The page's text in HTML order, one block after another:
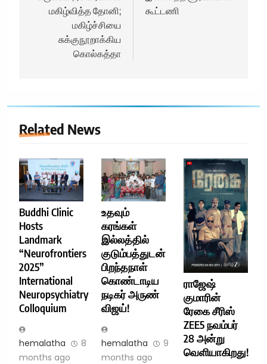
மகிழ்வித்த தோனி;
மகிழ்ச்சியை
சுக்குநூறாக்கிய
கொல்கத்தா
கூட்டணி
Related News
Buddhi Clinic
Hosts
Landmark
“Neurofrontiers
2025”
International
Neuropsychiatry
Colloquium
hemalatha
8
months ago
உதவும்
கரங்கள்
இல்லத்தில்
குடும்பத்துடன்
பிறந்தநாள்
கொண்டாடிய
நடிகர் அருண்
விஜய்!
hemalatha
9
months ago
ராஜேஷ்
குமாரின்
ரேகை சீரிஸ்
ZEE5 நவம்பர்
28 அன்று
வெளியாகிறது!